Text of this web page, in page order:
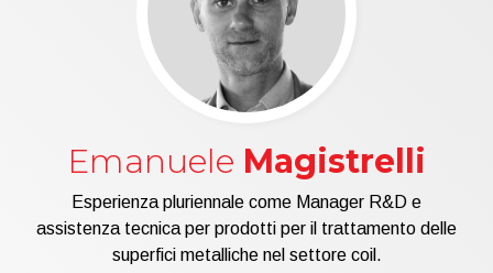
Emanuele Magistrelli
Esperienza pluriennale come Manager R&D e
assistenza tecnica per prodotti per il trattamento delle
superfici metalliche nel settore coil.